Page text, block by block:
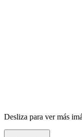
Desliza para ver más